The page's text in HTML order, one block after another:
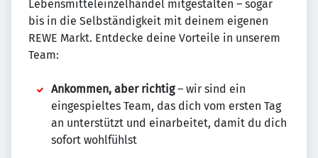
Lebensmitteleinzelhandel mitgestalten – sogar
bis in die Selbständigkeit mit deinem eigenen
REWE Markt. Entdecke deine Vorteile in unserem
Team:
Ankommen, aber richtig– wir sind ein
eingespieltes Team, das dich vom ersten Tag
an unterstützt und einarbeitet, damit du dich
sofort wohlfühlst